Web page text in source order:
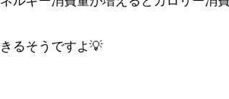
るそうですよ💡